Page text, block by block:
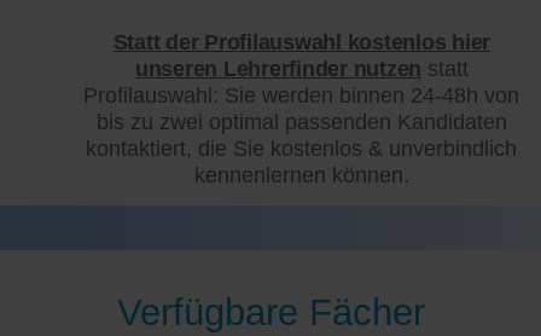
Statt der Profilauswahl kostenlos hier
unseren Lehrerfinder nutzen statt
Profilauswahl: Sie werden binnen 24-48h von
bis zu zwei optimal passenden Kandidaten
kontaktiert, die Sie kostenlos & unverbindlich
kennenlernen können.
Verfügbare Fächer